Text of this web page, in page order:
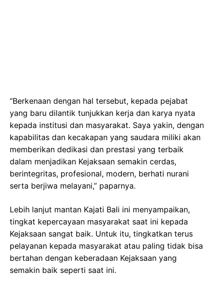
“Berkenaan dengan hal tersebut, kepada pejabat
yang baru dilantik tunjukkan kerja dan karya nyata
kepada institusi dan masyarakat. Saya yakin, dengan
kapabilitas dan kecakapan yang saudara miliki akan
memberikan dedikasi dan prestasi yang terbaik
dalam menjadikan Kejaksaan semakin cerdas,
berintegritas, profesional, modern, berhati nurani
serta berjiwa melayani,” paparnya.
Lebih lanjut mantan Kajati Bali ini menyampaikan,
tingkat kepercayaan masyarakat saat ini kepada
Kejaksaan sangat baik. Untuk itu, tingkatkan terus
pelayanan kepada masyarakat atau paling tidak bisa
bertahan dengan keberadaan Kejaksaan yang
semakin baik seperti saat ini.